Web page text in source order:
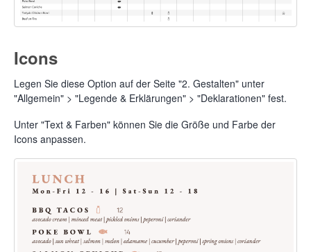
Icons
Legen Sie diese Option auf der Seite "2. Gestalten" unter
"Allgemein" > "Legende & Erklärungen" > "Deklarationen" fest.
Unter "Text & Farben" können Sie die Größe und Farbe der
Icons anpassen.